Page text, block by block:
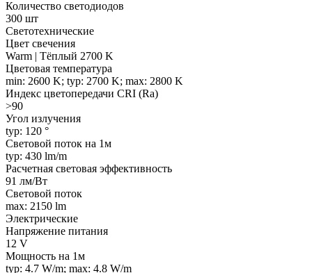
Количество светодиодов
300 шт
Светотехнические
Цвет свечения
Warm | Тёплый 2700 K
Цветовая температура
min: 2600 K; typ: 2700 K; max: 2800 K
Индекс цветопередачи CRI (Ra)
>90
Угол излучения
typ: 120 °
Световой поток на 1м
typ: 430 lm/m
Расчетная световая эффективность
91 лм/Вт
Световой поток
max: 2150 lm
Электрические
Напряжение питания
12 V
Мощность на 1м
typ: 4.7 W/m; max: 4.8 W/m